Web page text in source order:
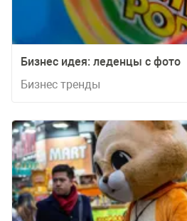
Бизнес идея: леденцы с фото
Бизнес тренды